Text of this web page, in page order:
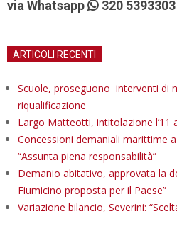
via Whatsapp
320 5393303
ARTICOLI RECENTI
Scuole, proseguono interventi di
riqualificazione
Largo Matteotti, intitolazione l’11
Concessioni demaniali marittime
“Assunta piena responsabilità”
Demanio abitativo, approvata la
Fiumicino proposta per il Paese”
Variazione bilancio, Severini: